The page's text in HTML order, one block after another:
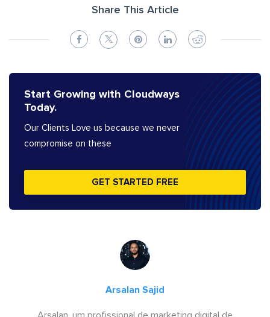
Share This Article
Start Growing with Cloudways
Today.
Our Clients Love us because we never
compromise on these
GET STARTED FREE
Arsalan Sajid